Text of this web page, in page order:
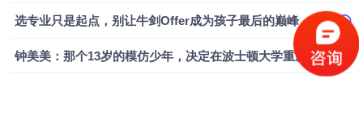
选专业只是起点，别让牛剑Offer成为孩子最后的巅峰
钟美美：那个13岁的模仿少年，决定在波士顿大学重新定义自己